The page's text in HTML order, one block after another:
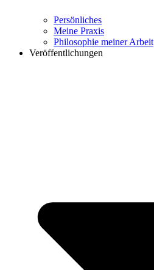
Persönliches
Meine Praxis
Philosophie meiner Arbeit
Veröffentlichungen